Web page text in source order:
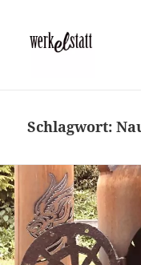
Schlagwort: